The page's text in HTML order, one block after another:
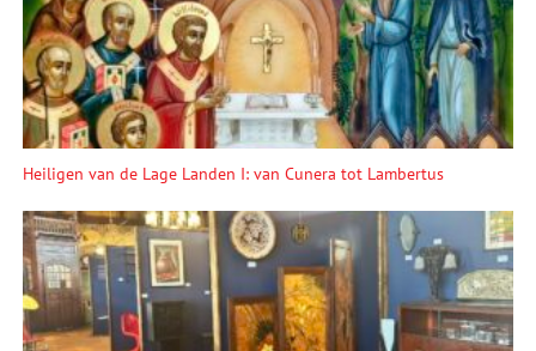
Heiligen van de Lage Landen I: van Cunera tot Lambertus